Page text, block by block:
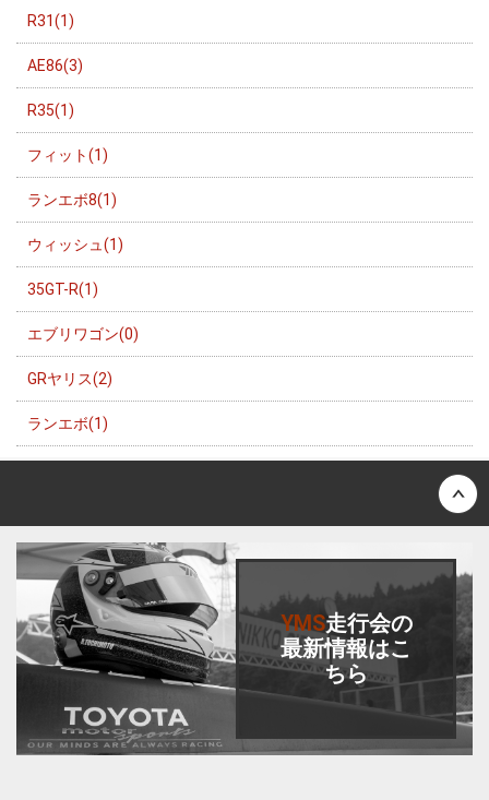
R31(1)
AE86(3)
R35(1)
フィット(1)
ランエボ8(1)
ウィッシュ(1)
35GT-R(1)
エブリワゴン(0)
GRヤリス(2)
ランエボ(1)
YMS走行会の
最新情報はこ
ちら